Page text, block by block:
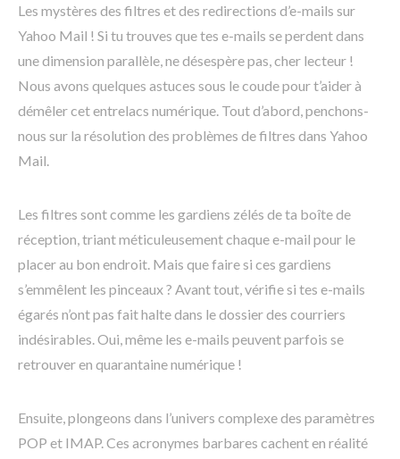
Les mystères des filtres et des redirections d’e-mails sur
Yahoo Mail ! Si tu trouves que tes e-mails se perdent dans
une dimension parallèle, ne désespère pas, cher lecteur !
Nous avons quelques astuces sous le coude pour t’aider à
démêler cet entrelacs numérique. Tout d’abord, penchons-
nous sur la résolution des problèmes de filtres dans Yahoo
Mail.
Les filtres sont comme les gardiens zélés de ta boîte de
réception, triant méticuleusement chaque e-mail pour le
placer au bon endroit. Mais que faire si ces gardiens
s’emmêlent les pinceaux ? Avant tout, vérifie si tes e-mails
égarés n’ont pas fait halte dans le dossier des courriers
indésirables. Oui, même les e-mails peuvent parfois se
retrouver en quarantaine numérique !
Ensuite, plongeons dans l’univers complexe des paramètres
POP et IMAP. Ces acronymes barbares cachent en réalité